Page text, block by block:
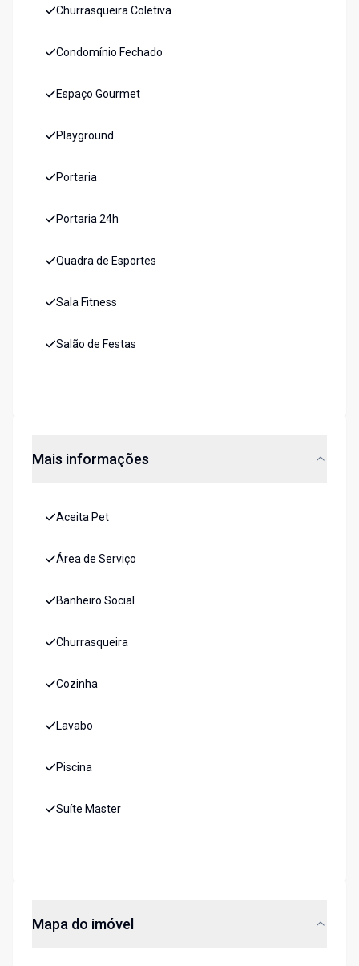
Churrasqueira Coletiva
Condomínio Fechado
Espaço Gourmet
Playground
Portaria
Portaria 24h
Quadra de Esportes
Sala Fitness
Salão de Festas
Mais informações
Aceita Pet
Área de Serviço
Banheiro Social
Churrasqueira
Cozinha
Lavabo
Piscina
Suíte Master
Mapa do imóvel